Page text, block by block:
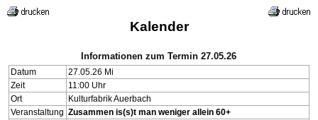
Kalender
Informationen zum Termin 27.05.26
Datum
27.05.26 Mi
Zeit
11:00 Uhr
Ort
Kulturfabrik Auerbach
Veranstaltung Zusammen is(s)t man weniger allein 60+